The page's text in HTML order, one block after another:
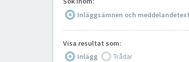
Inläggsämnen och meddelandetext
Visa resultat som:
Inlägg
Trådar